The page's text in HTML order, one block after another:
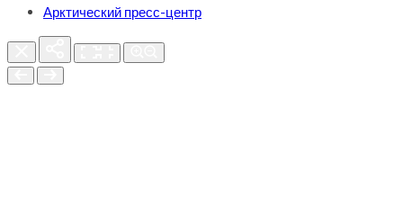
Арктический пресс-центр